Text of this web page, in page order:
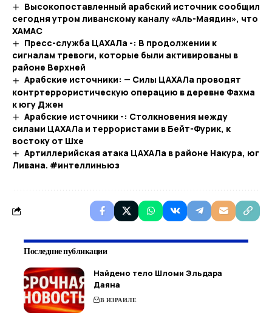
Высокопоставленный арабский источник сообщил
сегодня утром ливанскому каналу «Аль-Маядин», что
ХАМАС
Пресс-служба ЦАХАЛа -: В продолжении к
сигналам тревоги, которые были активированы в
районе Верхней
Арабские источники: — Силы ЦАХАЛа проводят
контртеррористическую операцию в деревне Фахма
к югу Джен
Арабские источники -: Столкновения между
силами ЦАХАЛа и террористами в Бейт-Фурик, к
востоку от Шхе
Артиллерийская атака ЦАХАЛа в районе Накура, юг
Ливана. #интеллиньюз
Последние публикации
Найдено тело Шломи Эльдара
Даяна
В ИЗРАИЛЕ